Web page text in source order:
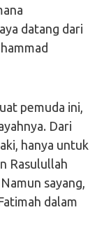
datang dari
pemuda ini,
Dari
hanya untuk
Rasulullah
sayang,
dalam